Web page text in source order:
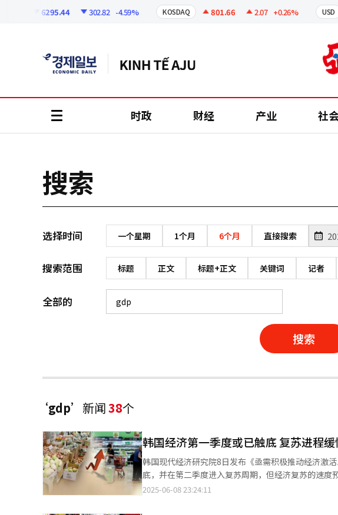
6295.44 302.82 -4.59% KOSDAQ 801.66 2.07 +0.26% USD
时政 财经 产业 社
搜索
选择时间 一个星期 1个月 6个月 直接搜索
搜索范围 标题 正文 标题+正文 关键词 记者
全部的
搜索
‘gdp’ 新闻38个
韩国经济第一季度或已触底 复苏进程
韩国现代经济研究院8日发布《亟需积极推动经济激
底，并在第二季度进入复苏周期，但经济复苏的速度预计较为缓慢。 今年第一季度韩国经
现负增长。现代经济研究院分析称，受第一季度经济过度低迷
2025-06-08 23:24:11